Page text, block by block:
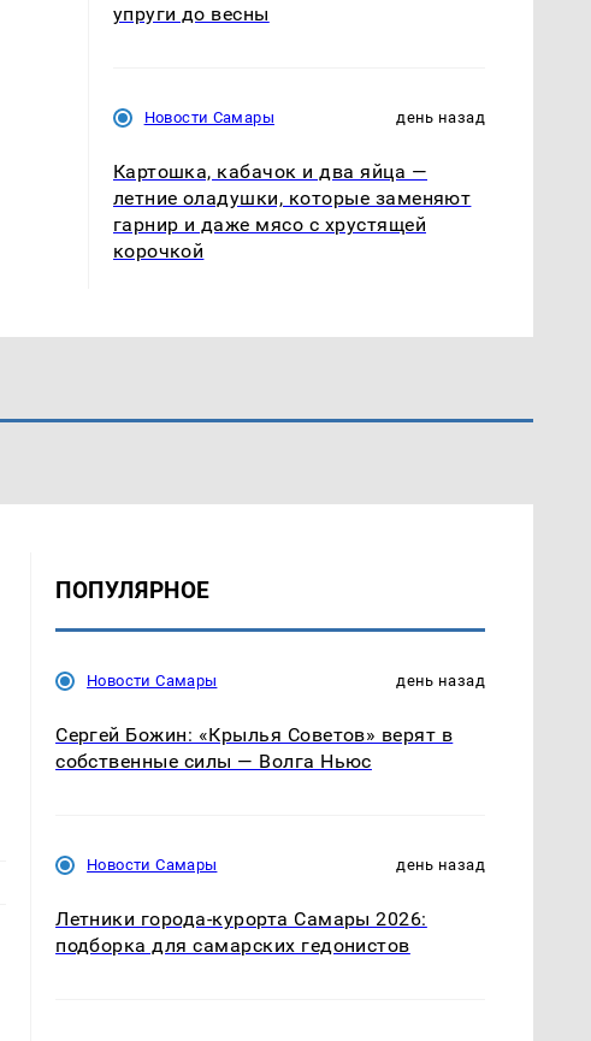
упруги до весны
Новости Самары день назад
Картошка, кабачок и два яйца —
летние оладушки, которые заменяют
гарнир и даже мясо с хрустящей
корочкой
ПОПУЛЯРНОЕ
Новости Самары день назад
Сергей Божин: «Крылья Советов» верят в
собственные силы — Волга Ньюс
Новости Самары день назад
Летники города-курорта Самары 2026:
подборка для самарских гедонистов